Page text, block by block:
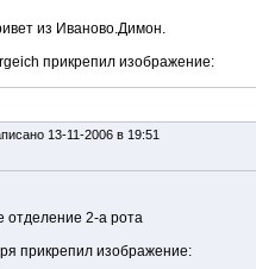
из Иваново.Димон.
прикрепил изображение:
13-11-2006 в 19:51
отделение 2-а рота
прикрепил изображение: